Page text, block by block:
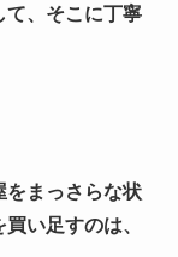
て、そこに丁寧
をまっさらな状
い足すのは、